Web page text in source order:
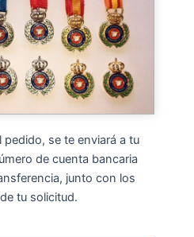
pedido, se te enviará a tu
de cuenta bancaria
junto con los
tu solicitud.